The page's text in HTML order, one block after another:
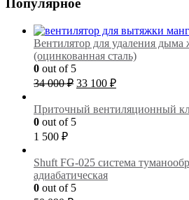
Популярное
Вентилятор для удаления
(оцинкованная сталь)
0 out of 5
34 000₽ Первоначальная
составляла
34
33 100 ₽Текущая
33
Приточный вентиляционный
0 out of 5
1 500 ₽
Shuft FG-025 cистема
адиабатическая
0 out of 5